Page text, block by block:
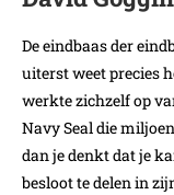
De eindbaas der
uiterst weet precies
werkte zichzelf op
Navy Seal die
dan je denkt dat je
besloot te delen in